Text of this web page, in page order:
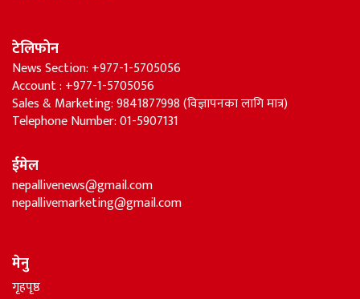
टेलिफोन
News Section: +977-1-5705056
Account : +977-1-5705056
Sales & Marketing: 9841877998 (विज्ञापनका लागि मात्र)
Telephone Number: 01-5907131
ईमेल
nepallivenews@gmail.com
nepallivemarketing@gmail.com
मेनु
गृहपृष्ठ